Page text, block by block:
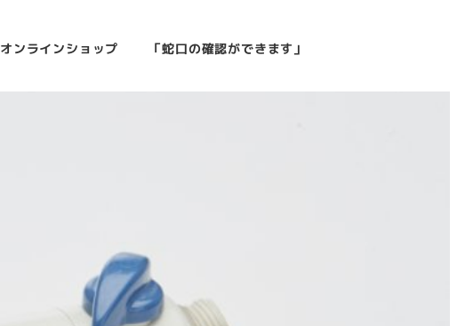
オンラインショップ 「蛇口の確認ができます」